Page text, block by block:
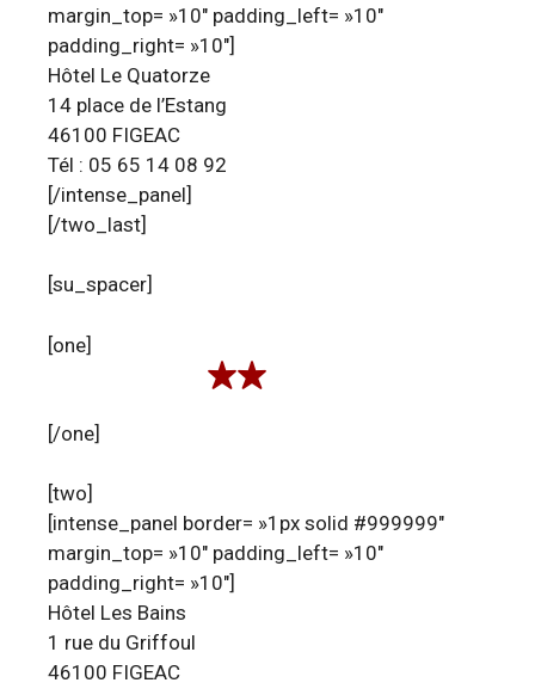
margin_top= »10″ padding_left= »10″
padding_right= »10″]
Hôtel Le Quatorze
14 place de l’Estang
46100 FIGEAC
Tél : 05 65 14 08 92
[/intense_panel]
[/two_last]
[su_spacer]
[one]
[/one]
[two]
[intense_panel border= »1px solid #999999″
margin_top= »10″ padding_left= »10″
padding_right= »10″]
Hôtel Les Bains
1 rue du Griffoul
46100 FIGEAC